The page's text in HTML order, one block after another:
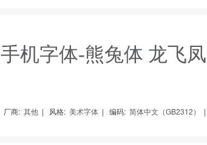
手机字体-熊兔体 龙飞
厂商: 其他 | 风格: 美术字体 | 编码: 简体中文（GB2312） |